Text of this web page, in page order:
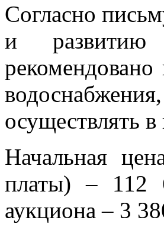
Согласно
и развитию
рекомендовано
осуществлять
Начальная
платы) – 112
аукциона – 3